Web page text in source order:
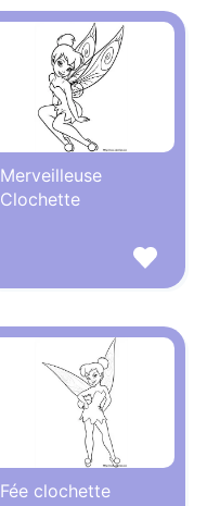
Merveilleuse
Clochette
Fée clochette